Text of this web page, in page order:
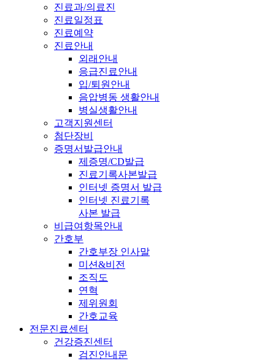
진료과/의료진
진료일정표
진료예약
진료안내
외래안내
응급진료안내
입/퇴원안내
음압병동 생활안내
병실생활안내
고객지원센터
첨단장비
증명서발급안내
제증명/CD발급
진료기록사본발급
인터넷 증명서 발급
인터넷 진료기록
사본 발급
비급여항목안내
간호부
간호부장 인사말
미션&비전
조직도
연혁
제위원회
간호교육
전문진료센터
건강증진센터
검진안내문